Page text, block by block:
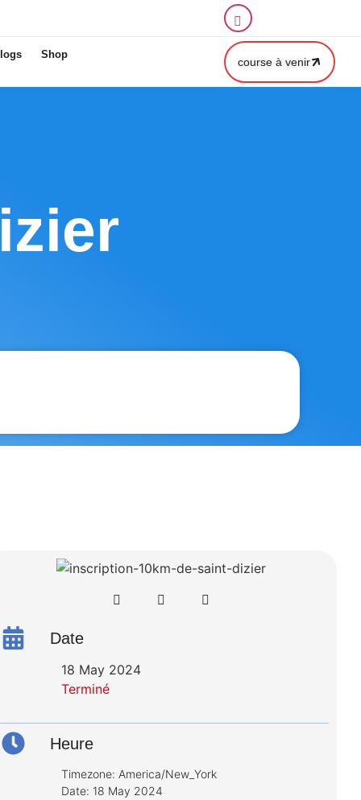
Shop
course à venir
Date
18 May 2024
Terminé
Heure
Timezone: America/New_York
Date: 18 May 2024